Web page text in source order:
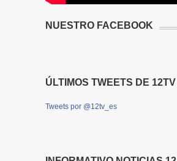
NUESTRO FACEBOOK
ÚLTIMOS TWEETS DE 12TV
Tweets por @12tv_es